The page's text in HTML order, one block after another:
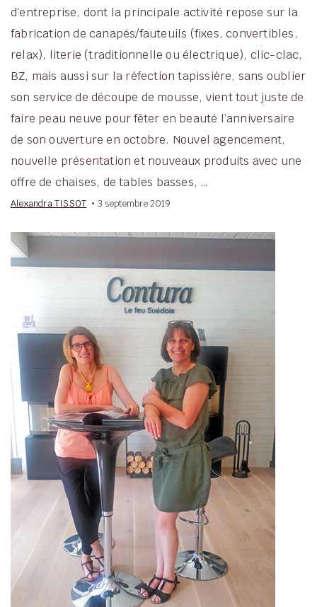
d’entreprise, dont la principale activité repose sur la
fabrication de canapés/fauteuils (fixes, convertibles,
relax), literie (traditionnelle ou électrique), clic-clac,
BZ, mais aussi sur la réfection tapissière, sans oublier
son service de découpe de mousse, vient tout juste de
faire peau neuve pour fêter en beauté l’anniversaire
de son ouverture en octobre. Nouvel agencement,
nouvelle présentation et nouveaux produits avec une
offre de chaises, de tables basses, …
Alexandra TISSOT 3 septembre 2019